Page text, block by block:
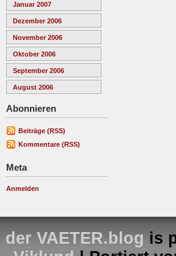
Januar 2007
Dezember 2006
November 2006
Oktober 2006
September 2006
August 2006
Abonnieren
Beiträge (RSS)
Kommentare (RSS)
Meta
Anmelden
der VAETER.blog is